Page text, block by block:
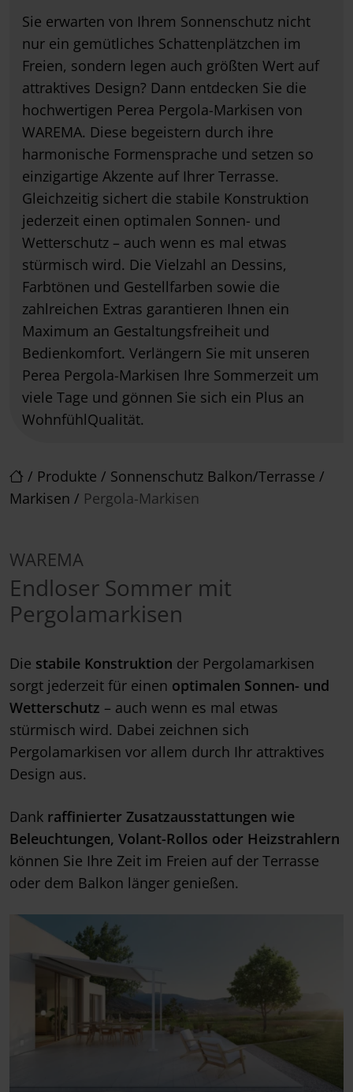
/ Produkte / Sonnenschutz Balkon/Terrasse /
Markisen / Pergola-Markisen
Sie erwarten von Ihrem Sonnenschutz nicht
nur ein gemütliches Schattenplätzchen im
Freien, sondern legen auch größten Wert auf
attraktives Design? Dann entdecken Sie die
hochwertigen Perea Pergola-Markisen von
WAREMA. Diese begeistern durch ihre
harmonische Formensprache und setzen so
einzigartige Akzente auf Ihrer Terrasse.
Gleichzeitig sichert die stabile Konstruktion
jederzeit einen optimalen Sonnen- und
Wetterschutz – auch wenn es mal etwas
stürmisch wird. Die Vielzahl an Dessins,
Farbtönen und Gestellfarben sowie die
zahlreichen Extras garantieren Ihnen ein
Maximum an Gestaltungsfreiheit und
Bedienkomfort. Verlängern Sie mit unseren
Perea Pergola-Markisen Ihre Sommerzeit um
viele Tage und gönnen Sie sich ein Plus an
WohnfühlQualität.
WAREMA
Endloser Sommer mit
Pergolamarkisen
Die stabile Konstruktion der Pergolamarkisen
sorgt jederzeit für einen optimalen Sonnen- und
Wetterschutz – auch wenn es mal etwas
stürmisch wird. Dabei zeichnen sich
Pergolamarkisen vor allem durch Ihr attraktives
Design aus.
Dank raffinierter Zusatzausstattungen wie
Beleuchtungen, Volant-Rollos oder Heizstrahlern
können Sie Ihre Zeit im Freien auf der Terrasse
oder dem Balkon länger genießen.